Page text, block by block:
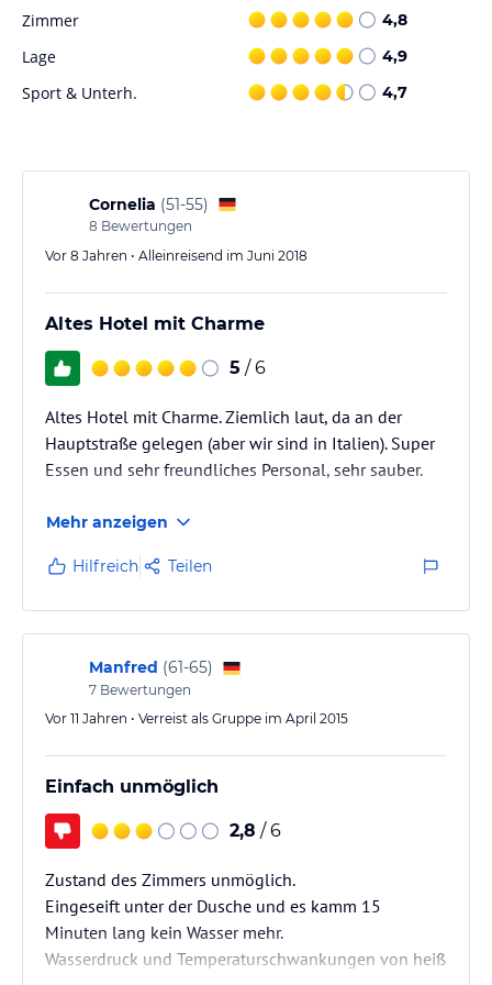
Angaben ohne Gewähr. Bitte lies vor der Buchung die
Zimmer 4,8
Lage 4,9
Sport & Unterh. 4,7
Cornelia (51-55)
8 Bewertungen
Vor 8 Jahren • Alleinreisend im Juni 2018
Altes Hotel mit Charme
5 / 6
Altes Hotel mit Charme. Ziemlich laut, da an der
Hauptstraße gelegen (aber wir sind in Italien). Super
Essen und sehr freundliches Personal, sehr sauber.
Mehr anzeigen
Hilfreich Teilen
Manfred (61-65)
7 Bewertungen
Vor 11 Jahren • Verreist als Gruppe im April 2015
Einfach unmöglich
2,8 / 6
Zustand des Zimmers unmöglich.
Eingeseift unter der Dusche und es kamm 15
Minuten lang kein Wasser mehr.
Wasserdruck und Temperaturschwankungen von heiß